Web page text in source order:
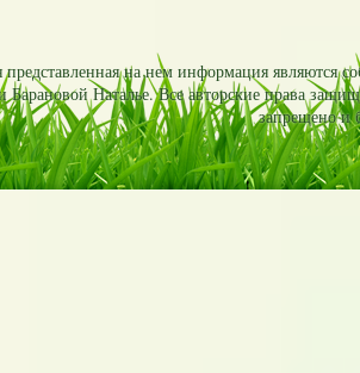
на нем информация являются
Барановой Наталье. Все авторские права
запрещено и